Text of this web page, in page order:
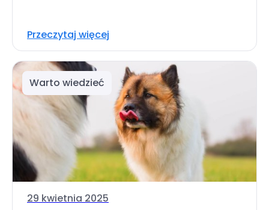
Przeczytaj więcej
Warto wiedzieć
29 kwietnia 2025